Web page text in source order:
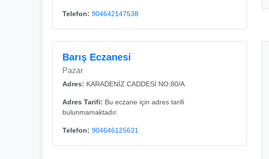
Telefon: 904642147538
Barış Eczanesi
Pazar
Adres: KARADENİZ CADDESİ NO:80/A
Adres Tarifi: Bu eczane için adres tarifi
bulunmamaktadır.
Telefon: 904646125631